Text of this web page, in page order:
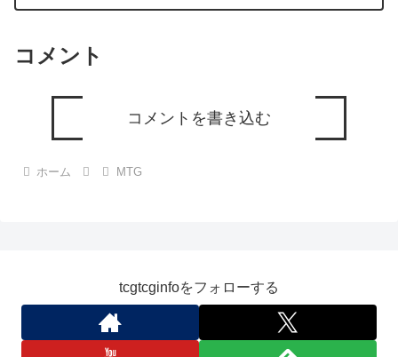
コメント
コメントを書き込む
ホーム MTG
tcgtcginfoをフォローする